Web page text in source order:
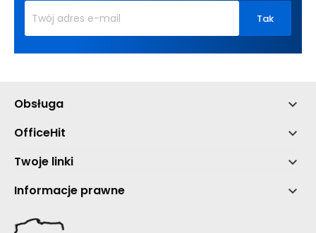
Obsługa 
OfficeHit 
Twoje linki 
Informacje prawne 